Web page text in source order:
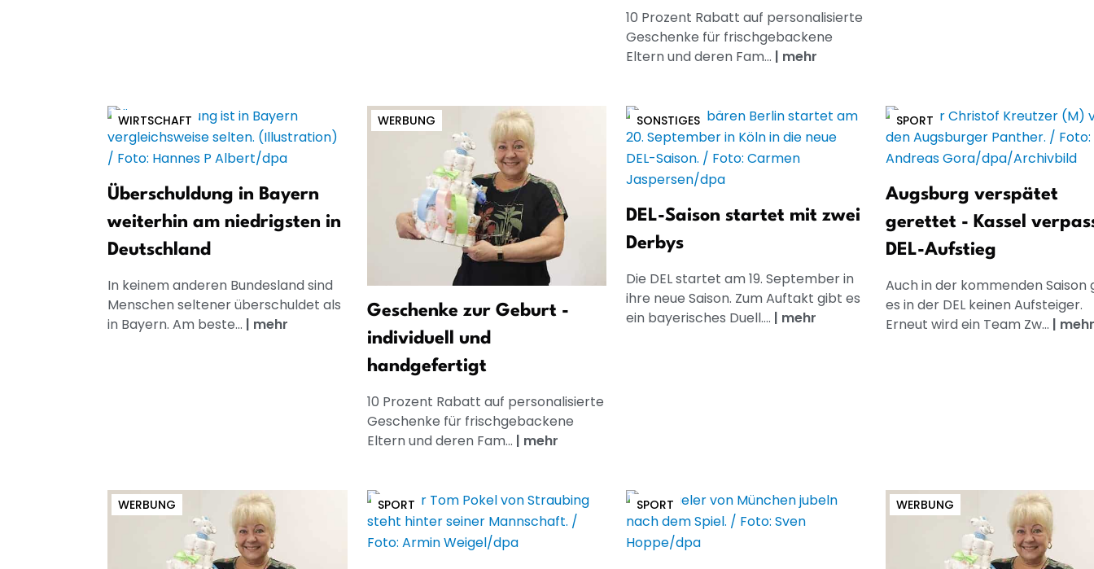
10 Prozent Rabatt auf personalisierte
Geschenke für frischgebackene
Eltern und deren Fam... | mehr
WIRTSCHAFT
Überschuldung in Bayern
weiterhin am niedrigsten in
Deutschland
In keinem anderen Bundesland sind
Menschen seltener überschuldet als
in Bayern. Am beste... | mehr
WERBUNG
Geschenke zur Geburt -
individuell und
handgefertigt
10 Prozent Rabatt auf personalisierte
Geschenke für frischgebackene
Eltern und deren Fam... | mehr
SONSTIGES
DEL-Saison startet mit zwei
Derbys
Die DEL startet am 19. September in
ihre neue Saison. Zum Auftakt gibt es
ein bayerisches Duell.... | mehr
SPORT
Augsburg verspätet
gerettet - Kassel
DEL-Aufstieg
Auch in der kommenden Saison
es in der DEL keinen Aufsteiger.
Erneut wird ein Team Zw... | mehr
WERBUNG SPORT SPORT WERBUNG